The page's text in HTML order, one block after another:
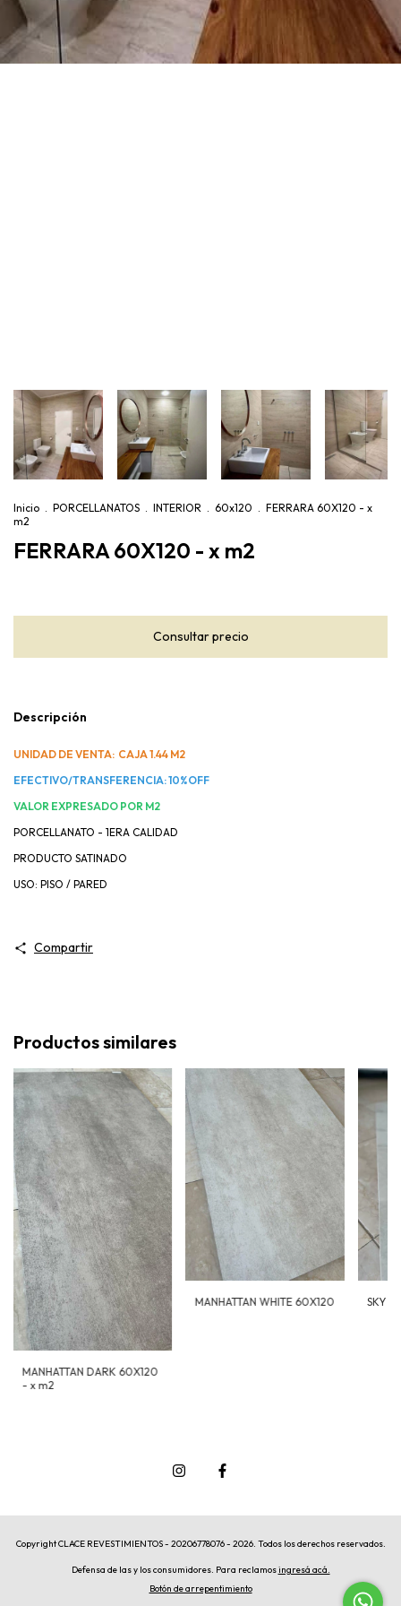
Inicio . PORCELLANATOS . INTERIOR . 60x120 . FERRARA 60X120 - x
m2
FERRARA 60X120 - x m2
Descripción
UNIDAD DE VENTA: CAJA 1.44 M2
EFECTIVO/TRANSFERENCIA: 10%OFF
VALOR EXPRESADO POR M2
PORCELLANATO - 1ERA CALIDAD
PRODUCTO SATINADO
USO: PISO / PARED
Compartir
Productos similares
MANHATTAN DARK 60X120
- x m2
MANHATTAN WHITE 60X120 SKY
Copyright CLACE REVESTIMIENTOS - 20206778076 - 2026. Todos los derechos reservados.
Defensa de las y los consumidores. Para reclamosingresá acá.
Botón de arrepentimiento